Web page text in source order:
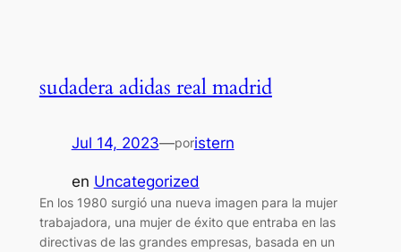
sudadera adidas real madrid
Jul 14, 2023—poristern
en Uncategorized
En los 1980 surgió una nueva imagen para la mujer
trabajadora, una mujer de éxito que entraba en las
directivas de las grandes empresas, basada en un